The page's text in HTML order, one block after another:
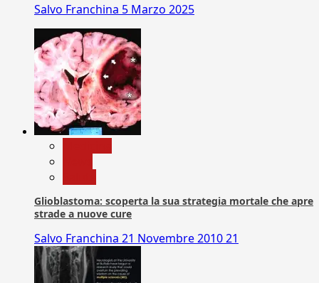
Salvo Franchina 5 Marzo 2025
Glioblastoma: scoperta la sua strategia mortale che apre
strade a nuove cure
Salvo Franchina 21 Novembre 201021